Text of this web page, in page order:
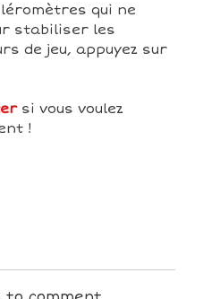
qui ne
stabiliser les
de jeu, appuyez sur
si vous voulez
!